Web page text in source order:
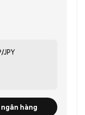
JPY
hàng